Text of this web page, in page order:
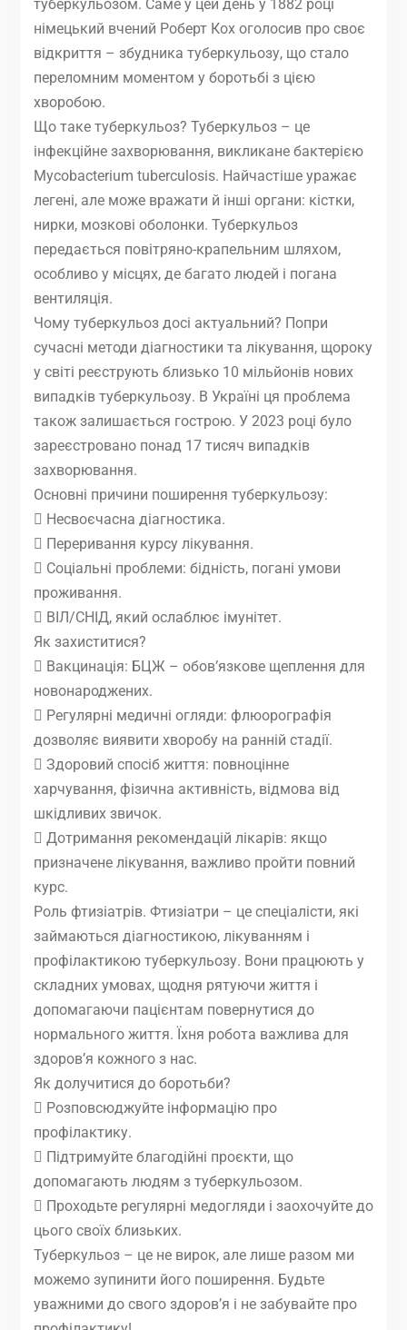
туберкульозом. Саме у цей день у 1882 році
німецький вчений Роберт Кох оголосив про своє
відкриття – збудника туберкульозу, що стало
переломним моментом у боротьбі з цією
хворобою.
Що таке туберкульоз? Туберкульоз – це
iнфекцiйне захворювання, викликане бактерією
Mycobacterium tuberculosis. Найчастiше уражає
легенi, але може вражати й iншi органи: кiстки,
нирки, мозковi оболонки. Туберкульоз
передається повiтряно-крапельним шляхом,
особливо у мiсцях, де багато людей i погана
вентиляцiя.
Чому туберкульоз досi актуальний? Попри
сучаснi методи дiагностики та лiкування, щороку
у свiтi реєструють близько 10 мiльйонiв нових
випадкiв туберкульозу. В Українi ця проблема
також залишається гострою. У 2023 роцi було
зареєстровано понад 17 тисяч випадкiв
захворювання.
Основнi причини поширення туберкульозу:
 Несвоєчасна дiагностика.
 Переривання курсу лiкування.
 Соцiальнi проблеми: бiднiсть, поганi умови
проживання.
 ВІЛ/СНІД, який ослаблює iмунiтет.
Як захиститися?
 Вакцинацiя: БЦЖ – обов’язкове щеплення для
новонароджених.
 Регулярнi медичнi огляди: флюорографiя
дозволяє виявити хворобу на раннiй стадiї.
 Здоровий спосiб життя: повноцiнне
харчування, фiзична активнiсть, вiдмова вiд
шкiдливих звичок.
 Дотримання рекомендацiй лiкарiв: якщо
призначене лiкування, важливо пройти повний
курс.
Роль фтизіатрів. Фтизіатри – це спецiалiсти, якi
займаються дiагностикою, лiкуванням i
профiлактикою туберкульозу. Вони працюють у
складних умовах, щодня рятуючи життя i
допомагаючи пацiєнтам повернутися до
нормального життя. Їхня робота важлива для
здоров’я кожного з нас.
Як долучитися до боротьби?
 Розповсюджуйте iнформацiю про
профiлактику.
 Пiдтримуйте благодiйнi проєкти, що
допомагають людям з туберкульозом.
 Проходьте регулярнi медогляди i заохочуйте до
цього своїх близьких.
Туберкульоз – це не вирок, але лише разом ми
можемо зупинити його поширення. Будьте
уважними до свого здоров’я i не забувайте про